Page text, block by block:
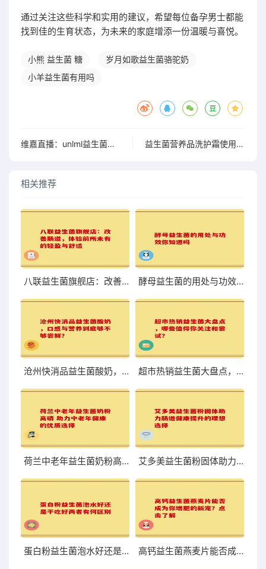
通过关注这些科学和实用的建议，希望每位备孕男士都能
找到佳的生育状态，为未来的家庭增添一份温暖与喜悦。
小熊 益生菌 糖
岁月如歌益生菌骆驼奶
小羊益生菌有用吗
维嘉直播：unlml益生菌酵素果冻，畅享美味与活力的完美结合” 益生菌营养品洗护霜使用方法全解析
相关推荐
八联益生菌旗舰店：改善肠道，体验前所未有的轻盈与舒适 酵母益生菌的用处与功效你知道吗
沧州快消品益生菌酸奶，口感与营养到底够不够尝鲜？ 超市热销益生菌大盘点，哪些值得你关注和尝试？
荷兰中老年益生菌奶粉高硒 助力中老年健康的优质选择 艾多美益生菌粉固体助力肠道健康提升的理想选择
蛋白粉益生菌泡水好还是干吃好两者有何区别 高钙益生菌燕麦片能否成为你增肥的新宠？点击了解